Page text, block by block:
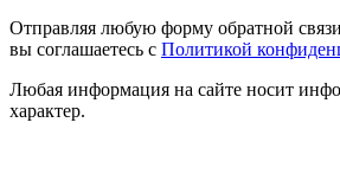
Отправляя любую форму обратной
вы соглашаетесь с Политикой
Любая информация на сайте носит
характер.